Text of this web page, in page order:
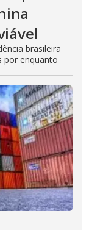
brasileira
por enquanto